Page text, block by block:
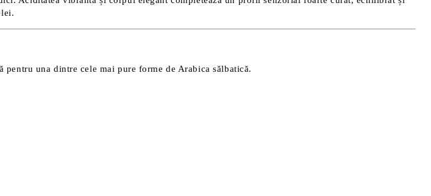
una dintre cele mai pure forme de Arabica sălbatică.